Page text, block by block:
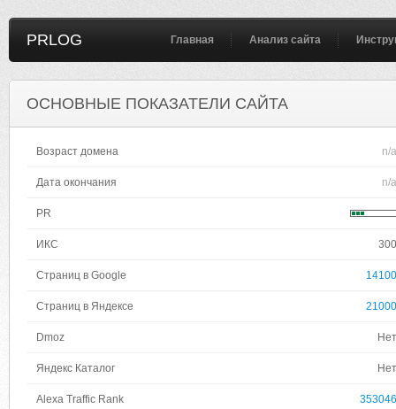
PRLOG Главная Анализ сайта
ОСНОВНЫЕ ПОКАЗАТЕЛИ САЙТА
Возраст домена n/a
Дата окончания n/a
PR
ИКС 300
Страниц в Google 14100
Страниц в Яндексе 21000
Dmoz Нет
Яндекс Каталог Нет
Alexa Traffic Rank 353046